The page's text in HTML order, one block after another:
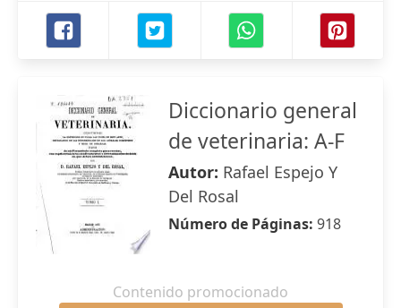
Diccionario general
de veterinaria: A-F
Autor: Rafael Espejo Y
Del Rosal
Número de Páginas: 918
Contenido promocionado